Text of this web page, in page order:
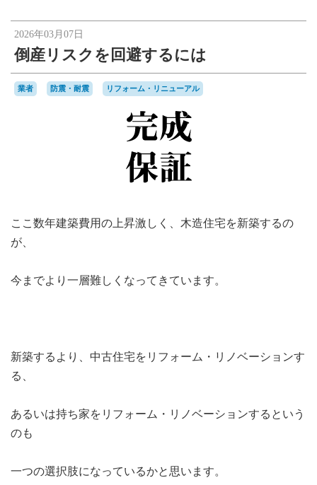
2026年03月07日
倒産リスクを回避するには
業者 防震・耐震 リフォーム・リニューアル
ここ数年建築費用の上昇激しく、木造住宅を新築するの
が、
今までより一層難しくなってきています。
新築するより、中古住宅をリフォーム・リノベーションす
る、
あるいは持ち家をリフォーム・リノベーションするという
のも
一つの選択肢になっているかと思います。